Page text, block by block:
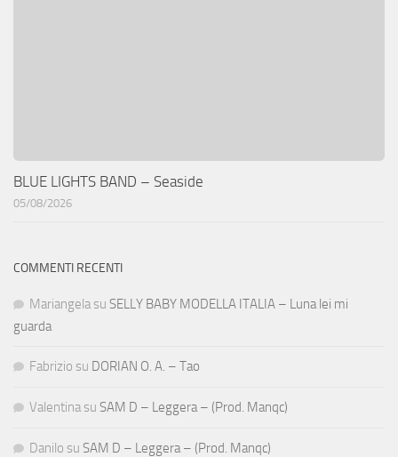
BLUE LIGHTS BAND – Seaside
05/08/2026
COMMENTI RECENTI
Mariangela su SELLY BABY MODELLA ITALIA – Luna lei mi
guarda
Fabrizio su DORIAN O. A. – Tao
Valentina su SAM D – Leggera – (Prod. Manqc)
Danilo su SAM D – Leggera – (Prod. Manqc)